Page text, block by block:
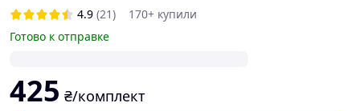
4.9 (21)
170+ купили
Готово к отправке
425 ₴/комплект